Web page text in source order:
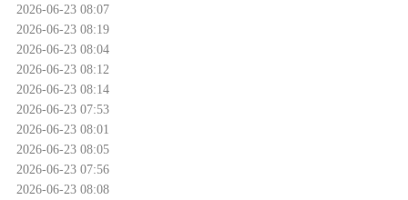
2026-06-23 08:07
2026-06-23 08:19
2026-06-23 08:04
2026-06-23 08:12
2026-06-23 08:14
2026-06-23 07:53
2026-06-23 08:01
2026-06-23 08:05
2026-06-23 07:56
2026-06-23 08:08